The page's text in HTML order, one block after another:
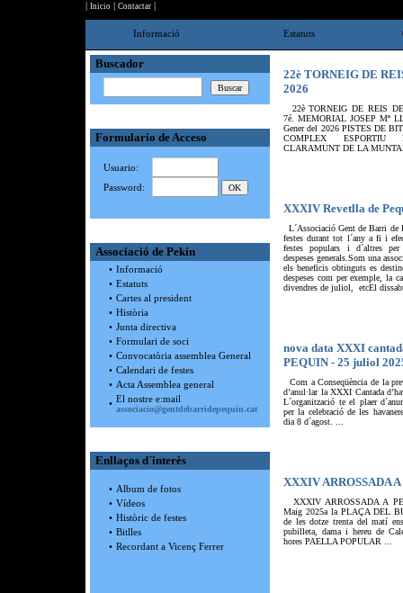
| Inicio | Contactar |
Informació Estatuts
Buscador
Formulario de Acceso
Usuario:
Password:
Associació de Pekin
• Informació
• Estatuts
• Cartes al president
• Història
• Junta directiva
• Formulari de soci
• Convocatòria assemblea General
• Calendari de festes
• Acta Assemblea general
• El nostre e:mail
associacio@gentdebarridepequin.cat
Enllaços d´interès
• Album de fotos
• Vídeos
• Històric de festes
• Bitlles
• Recordant a Vicenç Ferrer
22è TORNEIG DE
2026
22è TORNEIG DE REIS
7é. MEMORIAL JOSEP Mª
Gener del 2026 PISTES DE
COMPLEX ESPORTIU
CLARAMUNT DE LA
XXXIV Revetlla de
L´Associació Gent de Barri de
festes durant tot l´any a fi i
festes populars i d´altres
despeses generals.Som una
els beneficis obtinguts es
despeses com per exemple, la
divendres de juliol, etcEl
nova data XXXI
PEQUIN - 25 juliol
Com a Conseqüència de la
d’anul·lar la XXXI Cantada
L´organització te el plaer
per la celebració de les
dia 8 d´agost. ...
XXXIV ARROSSADA
XXXIV ARROSSADA A
Maig 2025a la PLAÇA DEL
de les dotze trenta del matí
pubilleta, dama i hereu de
hores PAELLA POPULAR ...